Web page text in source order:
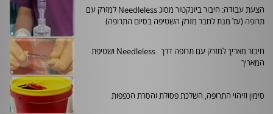
הצעת עבודה: חיבור ביונקטור מסוגNeedlelessלמזרק עם
תרופה (על מנת לחבר מזרק השטיפה בסיום התרופה)
חיבור מאריך למזרק עם תרופה דרךNeedlelessושטיפת
המאריך
סימון וזיהוי התרופה, השלכת פסולת והסרת הכפפות